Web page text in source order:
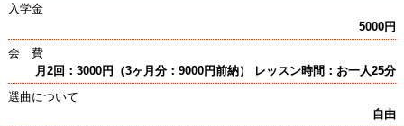
入学金
5000円
会 費
月2回：3000円（3ヶ月分：9000円前納） レッスン時間：お一人25分
選曲について
自由